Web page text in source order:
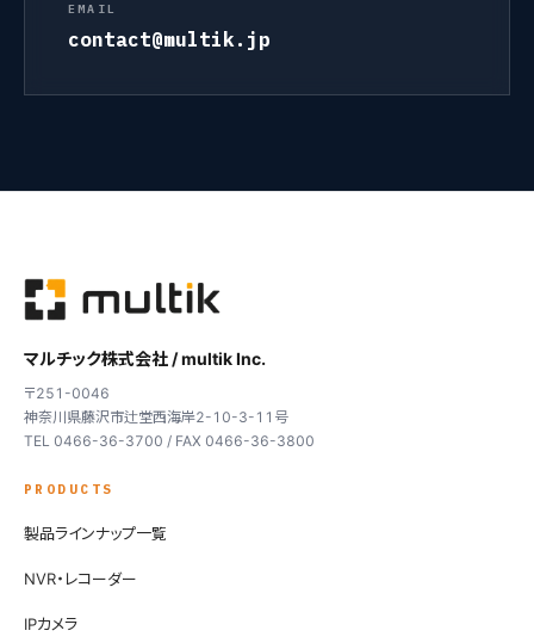
EMAIL
contact@multik.jp
マルチック株式会社 / multik Inc.
〒251-0046
神奈川県藤沢市辻堂西海岸2-10-3-11号
TEL 0466-36-3700 / FAX 0466-36-3800
PRODUCTS
製品ラインナップ一覧
NVR・レコーダー
IPカメラ